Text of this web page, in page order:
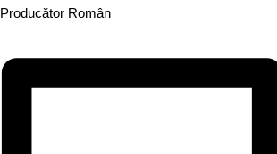
Producător Român